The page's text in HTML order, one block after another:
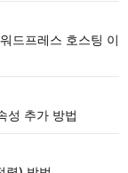
드프레스 호스팅 이
성 추가 방법